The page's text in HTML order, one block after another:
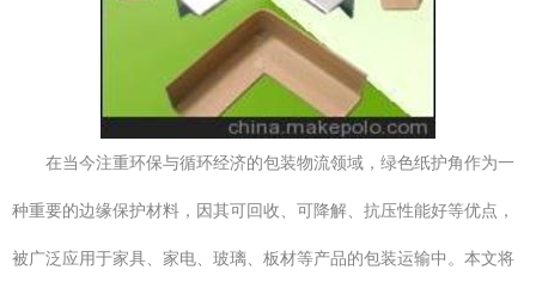
在当今注重环保与循环经济的包装物流领域，绿色纸护角作为一
种重要的边缘保护材料，因其可回收、可降解、抗压性能好等优点，
被广泛应用于家具、家电、玻璃、板材等产品的包装运输中。本文将